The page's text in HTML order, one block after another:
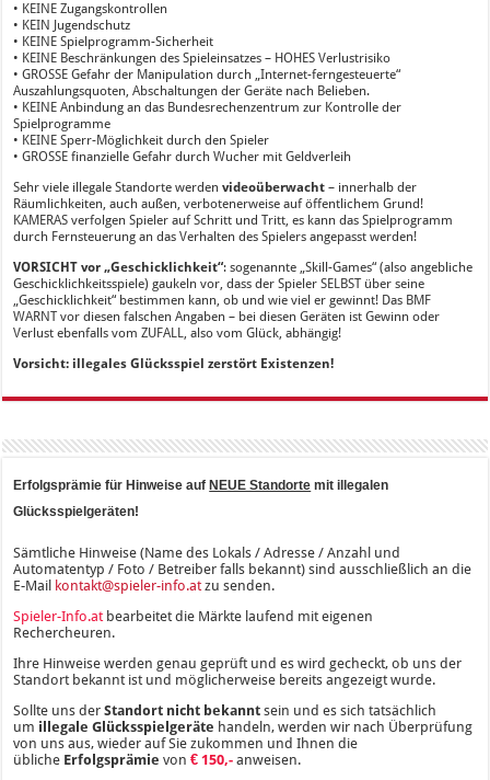
• KEINE Zugangskontrollen
• KEIN Jugendschutz
• KEINE Spielprogramm-Sicherheit
• KEINE Beschränkungen des Spieleinsatzes – HOHES Verlustrisiko
• GROSSE Gefahr der Manipulation durch „Internet-ferngesteuerte“
Auszahlungsquoten, Abschaltungen der Geräte nach Belieben.
• KEINE Anbindung an das Bundesrechenzentrum zur Kontrolle der
Spielprogramme
• KEINE Sperr-Möglichkeit durch den Spieler
• GROSSE finanzielle Gefahr durch Wucher mit Geldverleih
Sehr viele illegale Standorte werdenvideoüberwacht– innerhalb der
Räumlichkeiten, auch außen, verbotenerweise auf öffentlichem Grund!
KAMERAS verfolgen Spieler auf Schritt und Tritt, es kann das Spielprogramm
durch Fernsteuerung an das Verhalten des Spielers angepasst werden!
VORSICHT vor „Geschicklichkeit“: sogenannte „Skill-Games“ (also angebliche
Geschicklichkeitsspiele) gaukeln vor, dass der Spieler SELBST über seine
„Geschicklichkeit“ bestimmen kann, ob und wie viel er gewinnt! Das BMF
WARNT vor diesen falschen Angaben – bei diesen Geräten ist Gewinn oder
Verlust ebenfalls vom ZUFALL, also vom Glück, abhängig!
Vorsicht: illegales Glücksspiel zerstört Existenzen!
Erfolgsprämie für Hinweise auf NEUE Standorte mit illegalen
Glücksspielgeräten!
Sämtliche Hinweise (Name des Lokals / Adresse / Anzahl und
Automatentyp / Foto / Betreiber falls bekannt) sind ausschließlich an die
E-Mail kontakt@spieler-info.at zu senden.
Spieler-Info.at bearbeitet die Märkte laufend mit eigenen
Rechercheuren.
Ihre Hinweise werden genau geprüft und es wird gecheckt, ob uns der
Standort bekannt ist und möglicherweise bereits angezeigt wurde.
Sollte uns derStandort nicht bekanntsein und es sich tatsächlich
um illegale Glücksspielgeräte handeln, werden wir nach Überprüfung
von uns aus, wieder auf Sie zukommen und Ihnen die
übliche Erfolgsprämievon € 150,- anweisen.